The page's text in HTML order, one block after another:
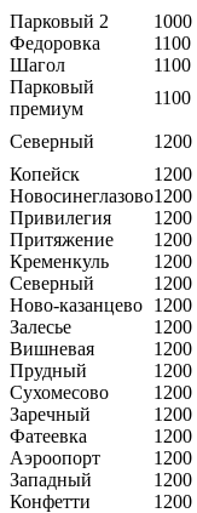
Парковый 2
1000
Федоровка
1100
Шагол
1100
Парковый
премиум
1100
Северный 1200
Копейск
1200
Новосинеглазово1200
Привилегия
1200
Притяжение
1200
Кременкуль
1200
Северный
1200
Ново-казанцево 1200
Залесье
1200
Вишневая
1200
Прудный
1200
Сухомесово
1200
Заречный
1200
Фатеевка
1200
Аэроопорт
1200
Западный
1200
Конфетти
1200